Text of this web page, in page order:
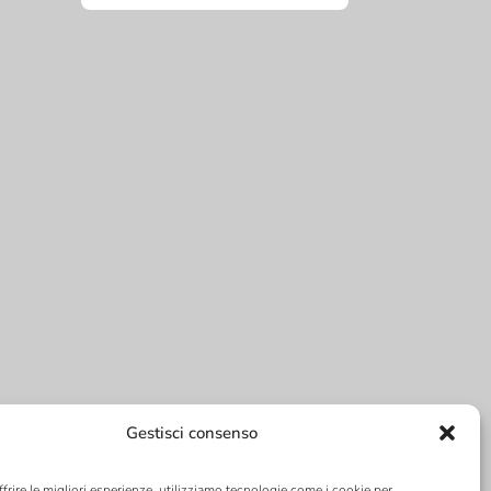
Gestisci consenso